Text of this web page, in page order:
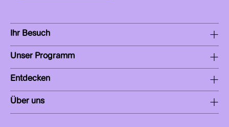
Ihr Besuch
Unser Programm
Entdecken
Über uns